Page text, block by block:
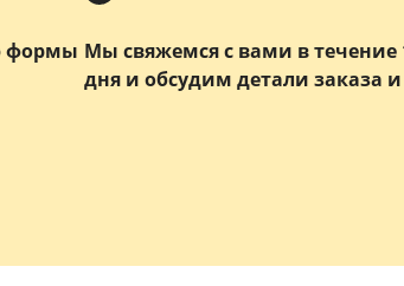
формы Мы свяжемся с вами в течение
дня и обсудим детали заказа